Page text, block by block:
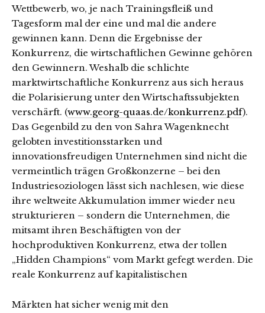
Wettbewerb, wo, je nach Trainingsfleiß und
Tagesform mal der eine und mal die andere
gewinnen kann. Denn die Ergebnisse der
Konkurrenz, die wirtschaftlichen Gewinne gehören
den Gewinnern. Weshalb die schlichte
marktwirtschaftliche Konkurrenz aus sich heraus
die Polarisierung unter den Wirtschaftssubjekten
verschärft. (www.georg-quaas.de/konkurrenz.pdf).
Das Gegenbild zu den von Sahra Wagenknecht
gelobten investitionsstarken und
innovationsfreudigen Unternehmen sind nicht die
vermeintlich trägen Großkonzerne – bei den
Industriesoziologen lässt sich nachlesen, wie diese
ihre weltweite Akkumulation immer wieder neu
strukturieren – sondern die Unternehmen, die
mitsamt ihren Beschäftigten von der
hochproduktiven Konkurrenz, etwa der tollen
„Hidden Champions“ vom Markt gefegt werden. Die
reale Konkurrenz auf kapitalistischen
Märkten hat sicher wenig mit den